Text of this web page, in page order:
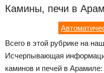
Камины, печи в
Всего в этой рубрике на
Исчерпывающая
каминов и печей в